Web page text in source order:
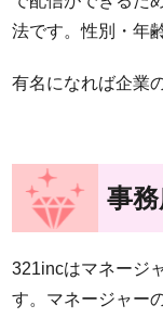
法です。性別・年
有名になれば企業
事
321incはマネージ
す。マネージャー